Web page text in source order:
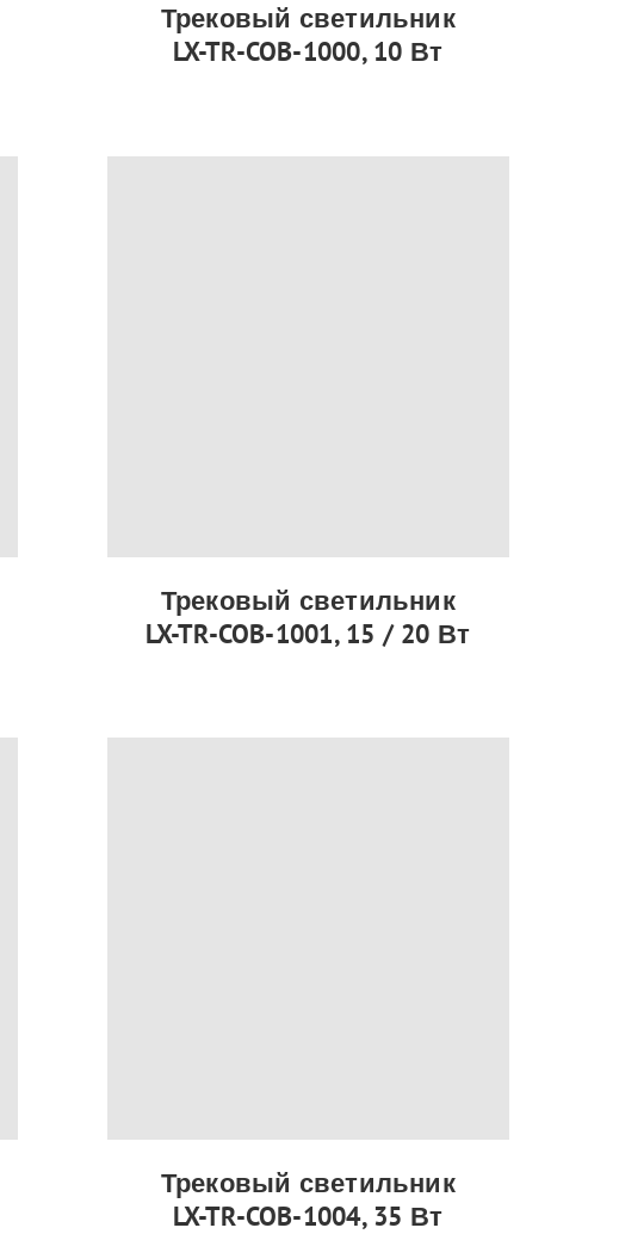
Трековый светильник
LX-TR-COB-1000, 10 Вт
Трековый светильник
LX-TR-COB-1001, 15 / 20 Вт
Трековый светильник
LX-TR-COB-1004, 35 Вт